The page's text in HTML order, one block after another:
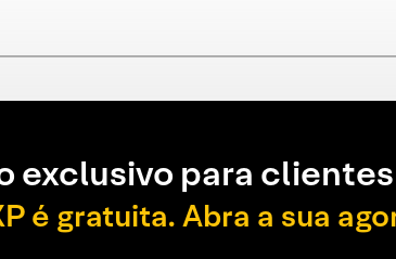
exclusivo para
é gratuita. Abra a sua